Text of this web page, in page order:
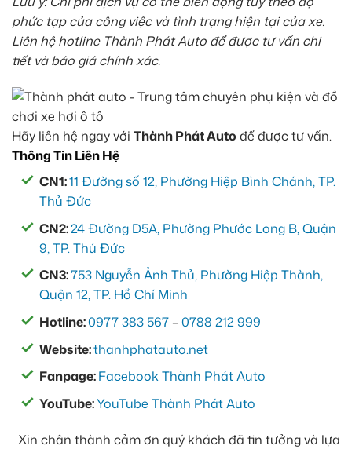
phức tạp của công việc và tình trạng hiện tại của xe.
Liên hệ hotline Thành Phát Auto để được tư vấn chi
tiết và báo giá chính xác.
Hãy liên hệ ngay với Thành Phát Auto để được tư vấn.
Thông Tin Liên Hệ
CN1:11 Đường số 12, Phường Hiệp Bình Chánh, TP.
Thủ Đức
CN2:24 Đường D5A, Phường Phước Long B, Quận
9, TP. Thủ Đức
CN3:753 Nguyễn Ảnh Thủ, Phường Hiệp Thành,
Quận 12, TP. Hồ Chí Minh
Hotline:0977 383 567 –0788 212 999
Website:thanhphatauto.net
Fanpage:Facebook Thành Phát Auto
YouTube:YouTube Thành Phát Auto
Xin chân thành cảm ơn quý khách đã tin tưởng và lựa